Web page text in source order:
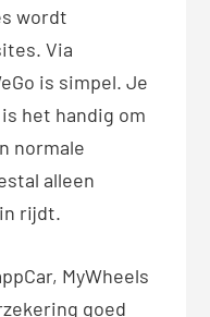
wordt
Via
is simpel. Je
het handig om
normale
alleen
rijdt.
MyWheels
goed